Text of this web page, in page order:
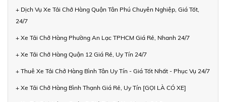
+ Dịch Vụ Xe Tải Chở Hàng Quận Tân Phú Chuyên Nghiệp, Giá Tốt,
24/7
+ Xe Tải Chở Hàng Phường An Lạc TPHCM Giá Rẻ, Nhanh 24/7
+ Xe Tải Chở Hàng Quận 12 Giá Rẻ, Uy Tín 24/7
+ Thuê Xe Tải Chở Hàng Bình Tân Uy Tín - Giá Tốt Nhất - Phục Vụ 24/7
+ Xe Tải Chở Hàng Bình Thạnh Giá Rẻ, Uy Tín [GỌI LÀ CÓ XE]